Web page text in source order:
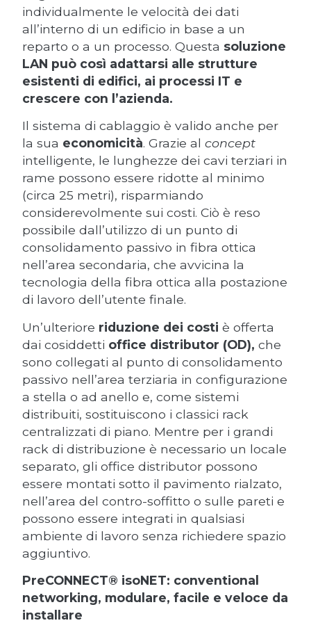
individualmente le velocità dei dati
all’interno di un edificio in base a un
reparto o a un processo. Questa soluzione
LAN può così adattarsi alle strutture
esistenti di edifici, ai processi IT e
crescere con l’azienda.
Il sistema di cablaggio è valido anche per
la sua economicità. Grazie al concept
intelligente, le lunghezze dei cavi terziari in
rame possono essere ridotte al minimo
(circa 25 metri), risparmiando
considerevolmente sui costi. Ciò è reso
possibile dall’utilizzo di un punto di
consolidamento passivo in fibra ottica
nell’area secondaria, che avvicina la
tecnologia della fibra ottica alla postazione
di lavoro dell’utente finale.
Un’ulteriore riduzione dei costi è offerta
dai cosiddetti office distributor (OD), che
sono collegati al punto di consolidamento
passivo nell’area terziaria in configurazione
a stella o ad anello e, come sistemi
distribuiti, sostituiscono i classici rack
centralizzati di piano. Mentre per i grandi
rack di distribuzione è necessario un locale
separato, gli office distributor possono
essere montati sotto il pavimento rialzato,
nell’area del contro-soffitto o sulle pareti e
possono essere integrati in qualsiasi
ambiente di lavoro senza richiedere spazio
aggiuntivo.
PreCONNECT® isoNET: conventional
networking, modulare, facile e veloce da
installare